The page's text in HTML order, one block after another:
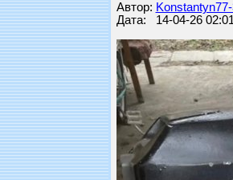
Автор:
Дата: 14-04-26 02:01